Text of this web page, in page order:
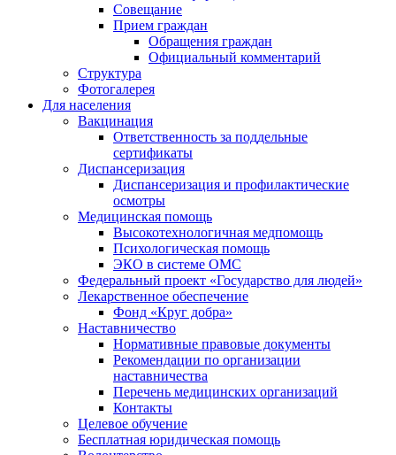
Совещание
Прием граждан
Обращения граждан
Официальный комментарий
Структура
Фотогалерея
Для населения
Вакцинация
Ответственность за поддельные
сертификаты
Диспансеризация
Диспансеризация и профилактические
осмотры
Медицинская помощь
Высокотехнологичная медпомощь
Психологическая помощь
ЭКО в системе ОМС
Федеральный проект «Государство для людей»
Лекарственное обеспечение
Фонд «Круг добра»
Наставничество
Нормативные правовые документы
Рекомендации по организации
наставничества
Перечень медицинских организаций
Контакты
Целевое обучение
Бесплатная юридическая помощь